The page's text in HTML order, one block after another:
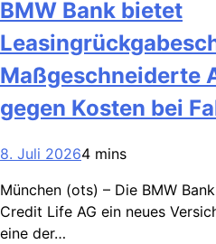
BMW Bank bietet
Maßgeschneiderte
gegen Kosten bei
8. Juli 20264 mins
München (ots) – Die BMW
Credit Life AG ein neues
eine der…